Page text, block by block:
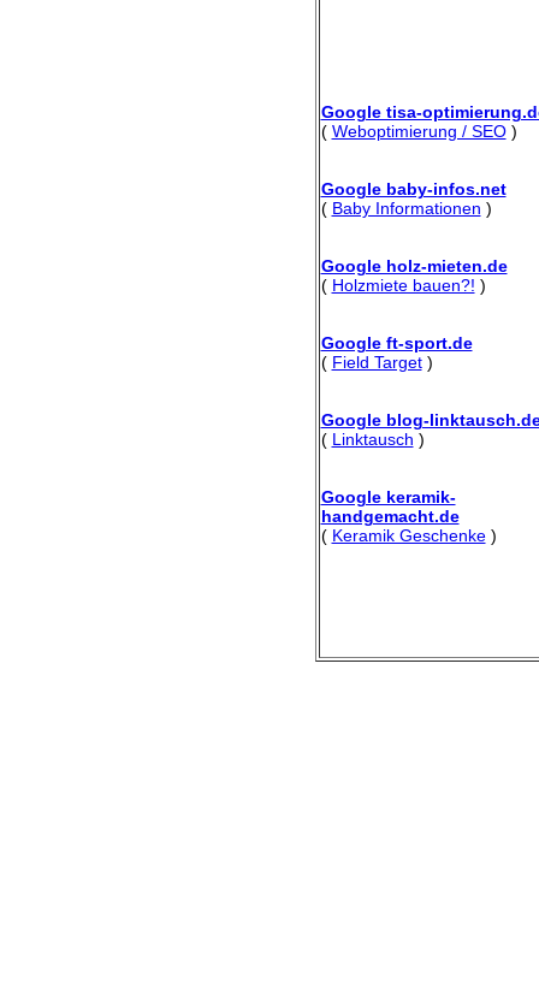
Google tisa-
( Weboptimierung / SEO)
Google baby-infos.net
( Baby Informationen )
Google holz-mieten.de
( Holzmiete bauen?! )
Google ft-sport.de
( Field Target)
Google blog-
( Linktausch )
Google keramik-
handgemacht.de
( Keramik Geschenke)